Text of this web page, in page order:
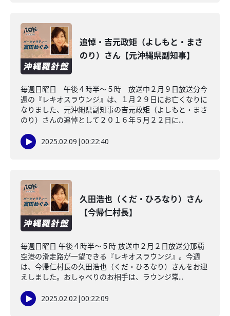
追悼・吉元政矩（よしもと・まさ
のり）さん【元沖縄県副知事】
毎週日曜日 午後４時半～５時 放送中２月９日放送分今
週の『レキオスラウンジ』は、１月２９日にお亡くなりに
なりました、元沖縄県副知事の吉元政矩（よしもと・まさ
のり）さんの追悼として２０１６年５月２２日に...
2025.02.09 |00:22:40
久田浩也（くだ・ひろなり）さん
【今帰仁村長】
毎週日曜日 午後４時半～５時 放送中２月２日放送分那覇
空港の滑走路が一望できる『レキオスラウンジ』。今週
は、今帰仁村長の久田浩也（くだ・ひろなり）さんをお迎
えしました。おしゃべりのお相手は、ラウンジ常...
2025.02.02|00:22:09